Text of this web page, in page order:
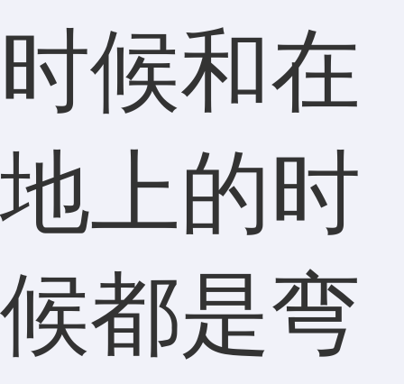
时候和在
地上的时
候都是弯